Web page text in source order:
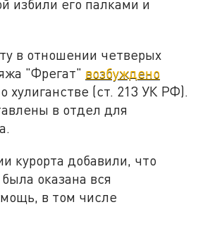
избили его палками и
в отношении четверых
"Фрегат" возбуждено
о хулиганстве (ст. 213 УК РФ).
в отдел для
курорта добавили, что
оказана вся
в том числе